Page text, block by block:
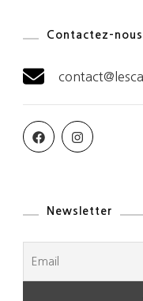
Contactez-nous
Newsletter